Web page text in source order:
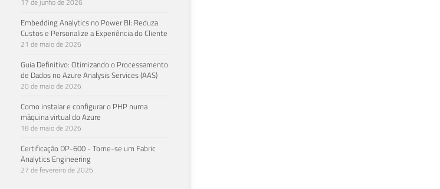
Embedding Analytics no Power BI: Reduza
Custos e Personalize a Experiência do Cliente
21 de maio de 2026
Guia Definitivo: Otimizando o Processamento
de Dados no Azure Analysis Services (AAS)
20 de maio de 2026
Como instalar e configurar o PHP numa
máquina virtual do Azure
18 de maio de 2026
Certificação DP-600 - Torne-se um Fabric
Analytics Engineering
27 de fevereiro de 2026